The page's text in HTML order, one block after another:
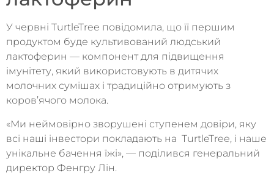
У червні TurtleTree повідомила, що її першим
продуктом буде культивований людський
лактоферин — компонент для підвищення
імунітету, який використовують в дитячих
молочних сумішах і традиційно отримують з
коров’ячого молока.
«Ми неймовірно зворушені ступенем довіри, яку
всі наші інвестори покладають на TurtleTree, і наше
унікальне бачення їжі», — поділився генеральний
директор Фенгру Лін.